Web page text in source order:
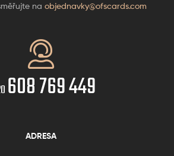
na objednavky@ofscards.com
608 769 449
ADRESA